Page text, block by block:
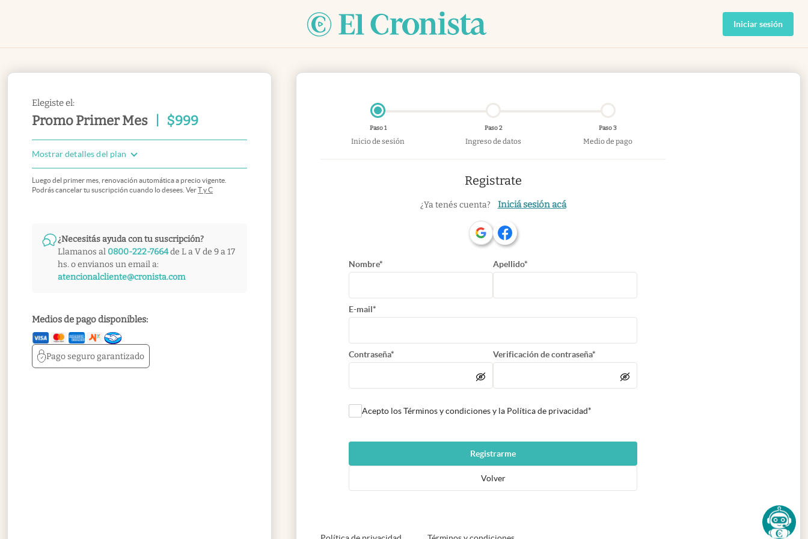
Iniciar sesión
Elegiste el:
Promo Primer Mes $999
Mostrar detalles del plan
Luego del primer mes, renovación automática a precio vigente.
Podrás cancelar tu suscripción cuando lo desees. VerT y C
¿Necesitás ayuda con tu suscripción?
Llamanos al 0800-222-7664de L a V de 9 a 17
hs. o envianos un email a:
atencionalcliente@cronista.com
Medios de pago disponibles:
Pago segurogarantizado
Paso 1
Inicio de sesión
Paso 2
Ingreso de datos
Paso 3
Medio de pago
Registrate
¿Ya tenés cuenta? Iniciá sesión acá
Nombre* Apellido*
E-mail*
Contraseña* Verificación de contraseña*
Acepto los Términos y condiciones y la Política de privacidad*
Registrarme
Volver